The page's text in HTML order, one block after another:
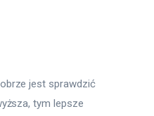
jest sprawdzić
tym lepsze